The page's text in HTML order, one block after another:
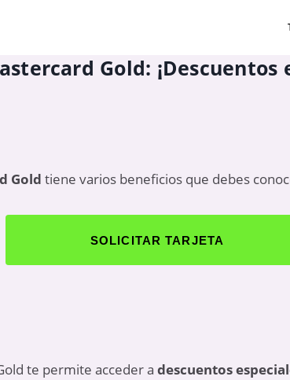
Gold: ¡Descuentos
Gold tiene varios beneficios que debes
SOLICITAR TARJETA
te permite acceder a descuentos